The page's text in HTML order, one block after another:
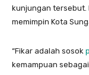
kunjungan tersebut.
memimpin Kota
“Fikar adalah sosok
kemampuan